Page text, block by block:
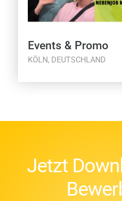
Events & Promo
KÖLN, DEUTSCHLAND
Jetzt